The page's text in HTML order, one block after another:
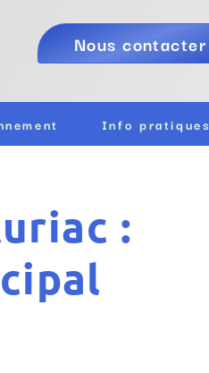
Info pratiques
Nous contacter
: